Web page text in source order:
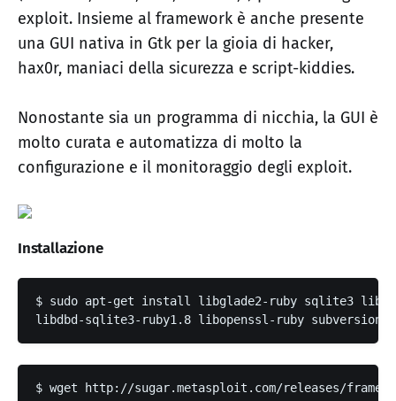
exploit. Insieme al framework è anche presente
una GUI nativa in Gtk per la gioia di hacker,
hax0r, maniaci della sicurezza e script-kiddies.
Nonostante sia un programma di nicchia, la GUI è
molto curata e automatizza di molto la
configurazione e il monitoraggio degli exploit.
Installazione
$ sudo apt-get install libglade2-ruby sqlite3
libdbd-sqlite3-ruby1.8 libopenssl-ruby subversion
$ wget http://sugar.metasploit.com/releases/